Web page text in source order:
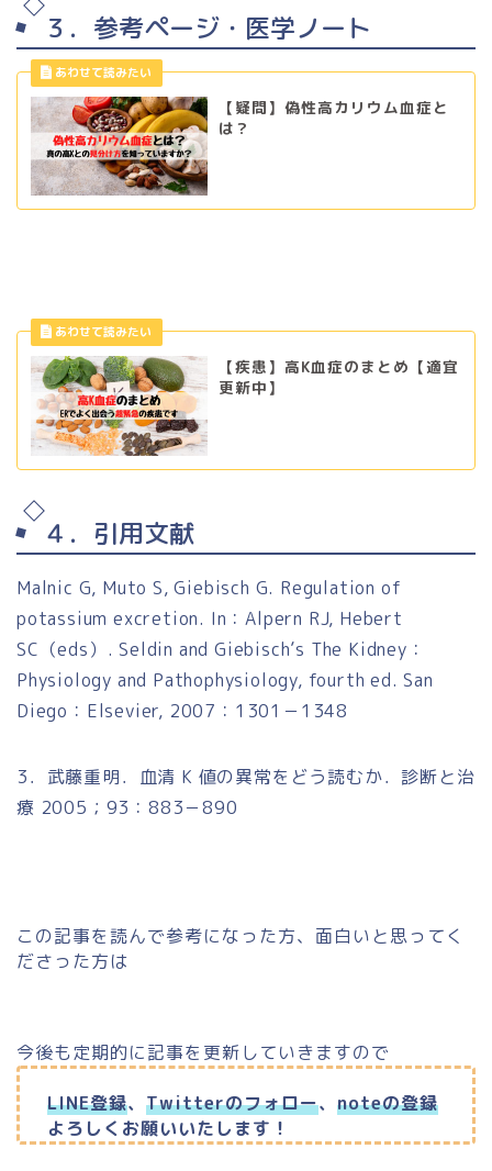
３．参考ページ・医学ノート
【疑問】偽性高カリウム血症と
は？
【疾患】高K血症のまとめ【適宜
更新中】
４．引用文献
Malnic G, Muto S, Giebisch G. Regulation of
potassium excretion. In：Alpern RJ, Hebert
SC（eds）. Seldin and Giebisch’s The Kidney：
Physiology and Pathophysiology, fourth ed. San
Diego：Elsevier, 2007：1301－1348
3．武藤重明．血清 K 値の異常をどう読むか．診断と治
療 2005；93：883－890
この記事を読んで参考になった方、面白いと思ってく
ださった方は
今後も定期的に記事を更新していきますので
LINE登録、 Twitterのフォロー、 noteの登録
よろしくお願いいたします！